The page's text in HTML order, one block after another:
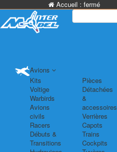
Accueil : fermé
Avions
Kits
Voltige
Warbirds
Avions
civils
Racers
Débuts &
Transitions
Pièces
Détachées
&
accessoires
Verrières
Capots
Trains
Cockpits